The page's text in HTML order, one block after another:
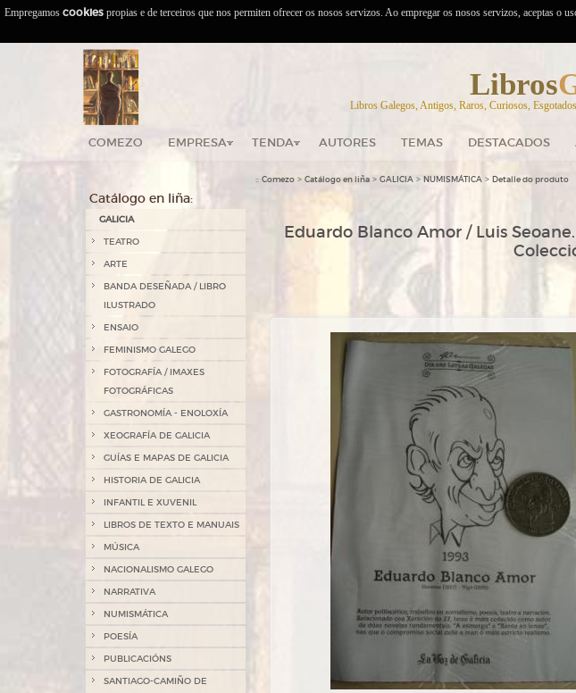
Libros
Libros Galegos, Antigos, Raros, Curiosos,
COMEZO EMPRESA TENDA AUTORES TEMAS DESTACADOS
Catálogo en liña:
GALICIA
TEATRO
ARTE
BANDA DESEÑADA / LIBRO
ILUSTRADO
ENSAIO
FEMINISMO GALEGO
FOTOGRAFÍA / IMAXES
FOTOGRÁFICAS
GASTRONOMÍA - ENOLOXÍA
XEOGRAFÍA DE GALICIA
GUÍAS E MAPAS DE GALICIA
HISTORIA DE GALICIA
INFANTIL E XUVENIL
LIBROS DE TEXTO E MANUAIS
MÚSICA
NACIONALISMO GALEGO
NARRATIVA
NUMISMÁTICA
POESÍA
PUBLICACIÓNS
SANTIAGO-CAMIÑO DE
:: Comezo > Catálogo en liña > GALICIA > NUMISMÁTICA > Detalle do produto
Eduardo Blanco Amor / Luis
Empregamos cookies propias e de terceiros que nos permiten ofrecer os nosos servizos. Ao empregar os nosos servizos, aceptas o